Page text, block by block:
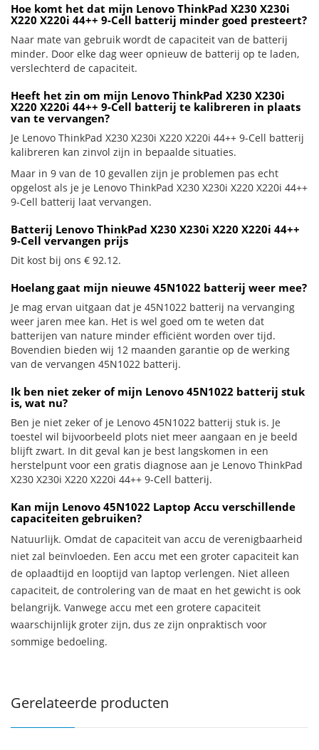
Hoe komt het dat mijn Lenovo ThinkPad X230 X230i
X220 X220i 44++ 9-Cell batterij minder goed presteert?
Naar mate van gebruik wordt de capaciteit van de batterij
minder. Door elke dag weer opnieuw de batterij op te laden,
verslechterd de capaciteit.
Heeft het zin om mijn Lenovo ThinkPad X230 X230i
X220 X220i 44++ 9-Cell batterij te kalibreren in plaats
van te vervangen?
Je Lenovo ThinkPad X230 X230i X220 X220i 44++ 9-Cell batterij
kalibreren kan zinvol zijn in bepaalde situaties.
Maar in 9 van de 10 gevallen zijn je problemen pas echt
opgelost als je je Lenovo ThinkPad X230 X230i X220 X220i 44++
9-Cell batterij laat vervangen.
Batterij Lenovo ThinkPad X230 X230i X220 X220i 44++
9-Cell vervangen prijs
Dit kost bij ons € 92.12.
Hoelang gaat mijn nieuwe 45N1022 batterij weer mee?
Je mag ervan uitgaan dat je 45N1022 batterij na vervanging
weer jaren mee kan. Het is wel goed om te weten dat
batterijen van nature minder efficiënt worden over tijd.
Bovendien bieden wij 12 maanden garantie op de werking
van de vervangen 45N1022 batterij.
Ik ben niet zeker of mijn Lenovo 45N1022 batterij stuk
is, wat nu?
Ben je niet zeker of je Lenovo 45N1022 batterij stuk is. Je
toestel wil bijvoorbeeld plots niet meer aangaan en je beeld
blijft zwart. In dit geval kan je best langskomen in een
herstelpunt voor een gratis diagnose aan je Lenovo ThinkPad
X230 X230i X220 X220i 44++ 9-Cell batterij.
Kan mijn Lenovo 45N1022 Laptop Accu verschillende
capaciteiten gebruiken?
Natuurlijk. Omdat de capaciteit van accu de verenigbaarheid
niet zal beïnvloeden. Een accu met een groter capaciteit kan
de oplaadtijd en looptijd van laptop verlengen. Niet alleen
capaciteit, de controlering van de maat en het gewicht is ook
belangrijk. Vanwege accu met een grotere capaciteit
waarschijnlijk groter zijn, dus ze zijn onpraktisch voor
sommige bedoeling.
Gerelateerde producten